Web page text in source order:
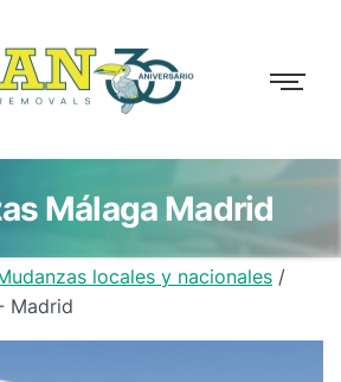
Málaga Madrid
locales y nacionales /
Madrid